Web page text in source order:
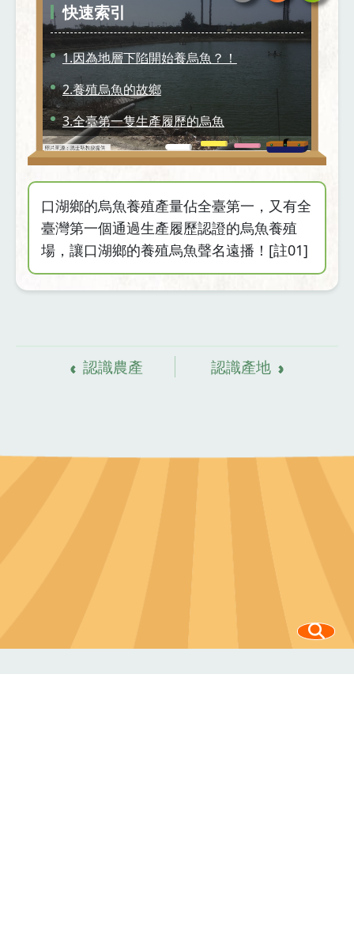
快速索引
1.因為地層下陷開始養烏魚？！
2.養殖烏魚的故鄉
3.全臺第一隻生產履歷的烏魚
4.新興的烏魚料理
口湖鄉的烏魚養殖產量佔全臺第一，又有全
臺灣第一個通過生產履歷認證的烏魚養殖
場，讓口湖鄉的養殖烏魚聲名遠播！[註01]
認識農產
認識產地